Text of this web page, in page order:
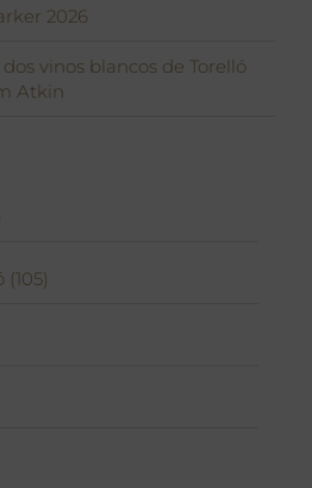
2026
vinos blancos de Torelló
Atkin